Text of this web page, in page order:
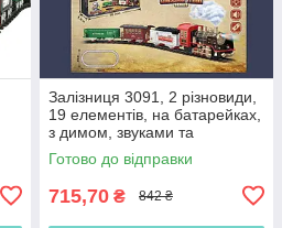
Залізниця 3091, 2 різновиди,
19 елементів, на батарейках,
з димом, звуками та
підсвіткою, 162х84 см
Готово до відправки
715,70 ₴ 842 ₴